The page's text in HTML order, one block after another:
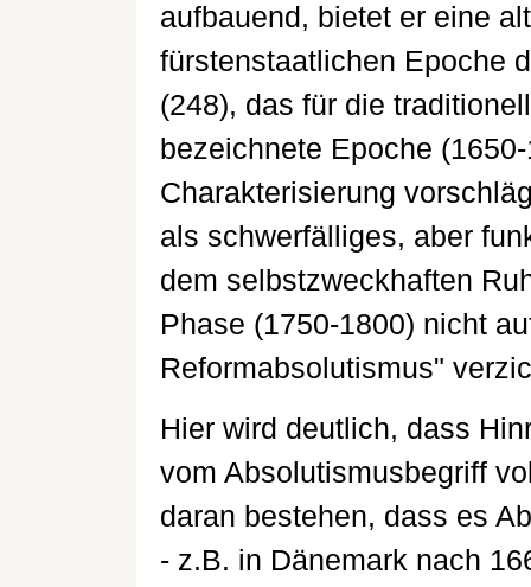
aufbauend, bietet er eine
fürstenstaatlichen Epoche
(248), das für die
bezeichnete Epoche
Charakterisierung
als schwerfälliges, aber
dem selbstzweckhaften
Phase (1750-1800) nicht
Reformabsolutismus"
Hier wird deutlich, dass
vom Absolutismusbegriff
daran bestehen, dass es
- z.B. in Dänemark nach